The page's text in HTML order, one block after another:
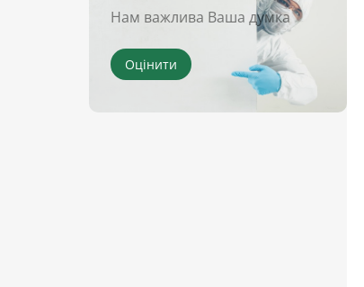
Нам важлива Ваша думка
Оцінити